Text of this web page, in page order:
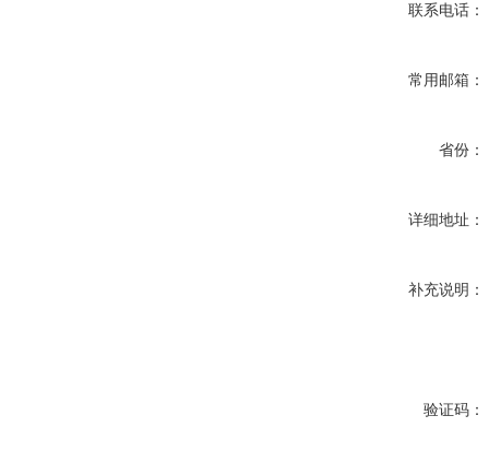
联系电话：
常用邮箱：
省份：
详细地址：
补充说明：
验证码：